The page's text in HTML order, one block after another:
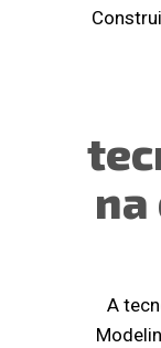
na
A